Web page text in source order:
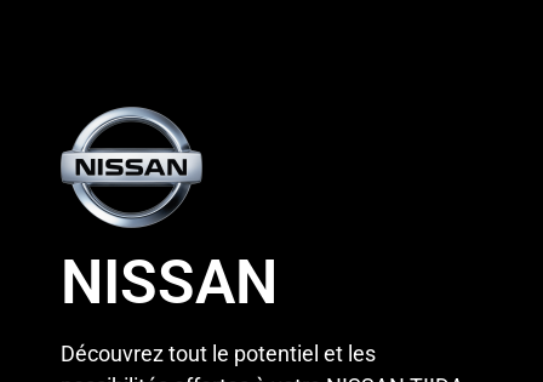
NISSAN
Découvrez tout le potentiel et les